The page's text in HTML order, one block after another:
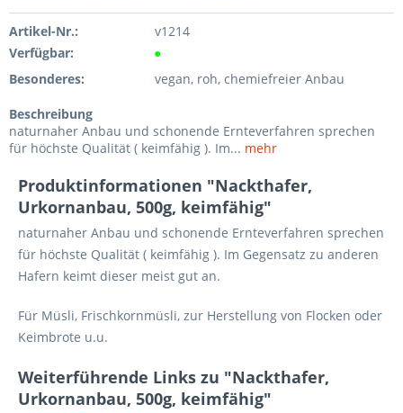
Artikel-Nr.:
v1214
Verfügbar:
●
Besonderes:
vegan, roh, chemiefreier Anbau
Beschreibung
naturnaher Anbau und schonende Ernteverfahren sprechen
für höchste Qualität ( keimfähig ). Im... mehr
Produktinformationen "Nackthafer,
Urkornanbau, 500g, keimfähig"
naturnaher Anbau und schonende Ernteverfahren sprechen
für höchste Qualität ( keimfähig ). Im Gegensatz zu anderen
Hafern keimt dieser meist gut an.
Für Müsli, Frischkornmüsli, zur Herstellung von Flocken oder
Keimbrote u.u.
Weiterführende Links zu "Nackthafer,
Urkornanbau, 500g, keimfähig"